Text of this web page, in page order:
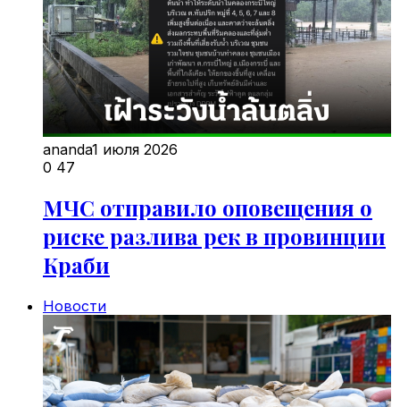
ananda1 июля 2026
0 47
МЧС отправило оповещения о
риске разлива рек в провинции
Краби
Новости